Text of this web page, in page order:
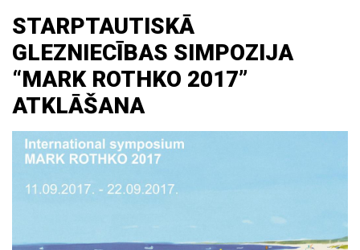
STARPTAUTISKĀ
GLEZNIECĪBAS SIMPOZIJA
“MARK ROTHKO 2017”
ATKLĀŠANA